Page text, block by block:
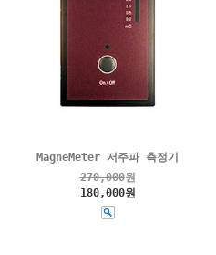
MagneMeter 저주파 측정기
270,000원
180,000원